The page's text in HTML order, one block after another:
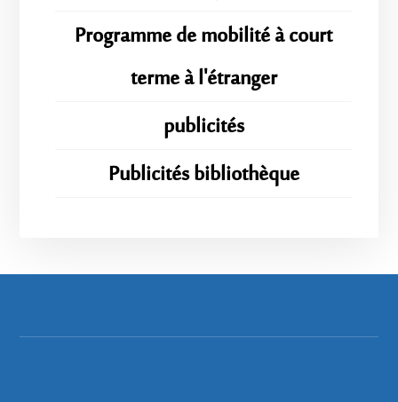
Programme de mobilité à court
terme à l'étranger
publicités
Publicités bibliothèque